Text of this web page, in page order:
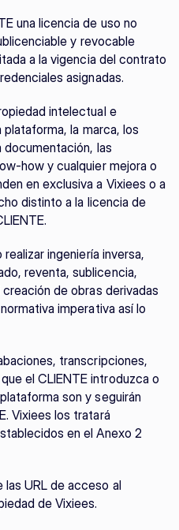
una licencia de uso no
y revocable
a la vigencia del contrato
asignadas.
intelectual e
la marca, los
las
how y cualquier mejora o
en exclusiva a Vixiees o a
distinto a la licencia de
ingeniería inversa,
reventa, sublicencia,
de obras derivadas
imperativa así lo
transcripciones,
el CLIENTE introduzca o
son y seguirán
Vixiees los tratará
en el Anexo 2
las URL de acceso al
de Vixiees.